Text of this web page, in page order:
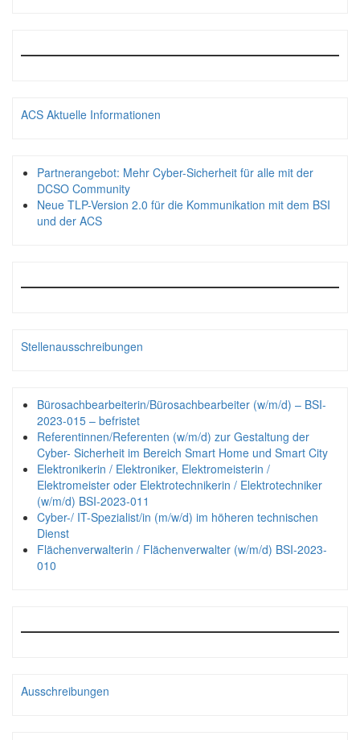
ACS Aktuelle Informationen
Partnerangebot: Mehr Cyber-Sicherheit für alle mit der
DCSO Community
Neue TLP-Version 2.0 für die Kommunikation mit dem BSI
und der ACS
Stellenausschreibungen
Bürosachbearbeiterin/Bürosachbearbeiter (w/m/d) – BSI-
2023-015 – befristet
Referentinnen/Referenten (w/m/d) zur Gestaltung der
Cyber- Sicherheit im Bereich Smart Home und Smart City
Elektronikerin / Elektroniker, Elektromeisterin /
Elektromeister oder Elektrotechnikerin / Elektrotechniker
(w/m/d) BSI-2023-011
Cyber-/ IT-Spezialist/in (m/w/d) im höheren technischen
Dienst
Flächenverwalterin / Flächenverwalter (w/m/d) BSI-2023-
010
Ausschreibungen